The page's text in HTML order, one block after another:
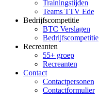
Trainingstijden
Teams TTV Ede
Bedrijfscompetitie
BTC Verslagen
Bedrijfscompetitie
Recreanten
55+ groep
Recreanten
Contact
Contactpersonen
Contactformulier